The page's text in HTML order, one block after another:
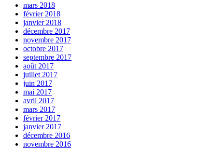
mars 2018
février 2018
janvier 2018
décembre 2017
novembre 2017
octobre 2017
septembre 2017
août 2017
juillet 2017
juin 2017
mai 2017
avril 2017
mars 2017
février 2017
janvier 2017
décembre 2016
novembre 2016